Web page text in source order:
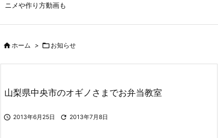
ニメや作り方動画も
サイド

ホーム > お知らせ
山梨県中央市のオギノさまでお弁当教室
 2013年6月25日  2013年7月8日